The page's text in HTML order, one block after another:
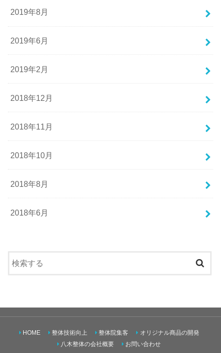
2019年8月
2019年6月
2019年2月
2018年12月
2018年11月
2018年10月
2018年8月
2018年6月
HOME 整体技術向上 整体院集客
オリジナル商品の開発
八木整体の会社概要
お問い合わせ